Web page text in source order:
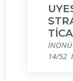
İNÖNÜ
14/52